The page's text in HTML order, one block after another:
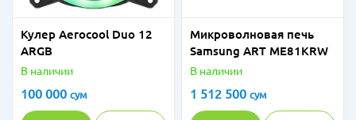
Кулер Aerocool Duo 12
ARGB
В наличии
100 000 сум
Микроволновая печь
Samsung ART ME81KRW
В наличии
1 512 500 сум